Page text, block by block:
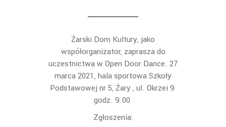
Żarski Dom Kultury, jako
współorganizator, zaprasza do
uczestnictwa w Open Door Dance. 27
marca 2021, hala sportowa Szkoły
Podstawowej nr 5, Żary , ul. Okrzei 9
godz. 9.00
Zgłoszenia: